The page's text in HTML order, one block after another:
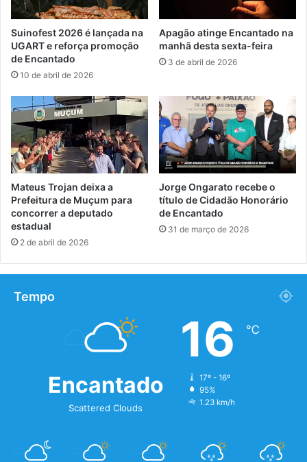
Suinofest 2026 é lançada na
UGART e reforça promoção
de Encantado
10 de abril de 2026
Apagão atinge Encantado na
manhã desta sexta-feira
3 de abril de 2026
Mateus Trojan deixa a
Prefeitura de Muçum para
concorrer a deputado
estadual
2 de abril de 2026
Jorge Ongarato recebe o
título de Cidadão Honorário
de Encantado
31 de março de 2026
Tempo
Encantado
Scattered Clouds
16 ℃
17º - 16º
95%
1.23 km/h